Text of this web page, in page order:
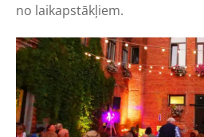
no laikapstākļiem.